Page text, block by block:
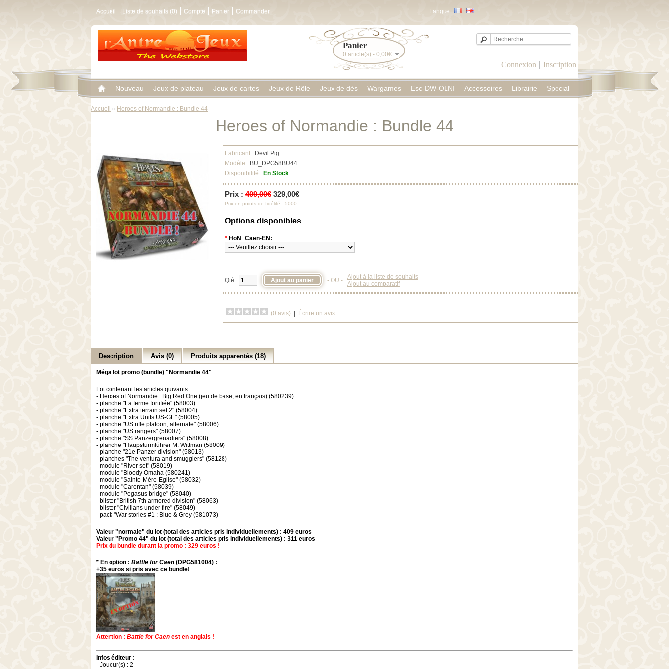
Langue :
Panier
0 article(s) - 0,00€
Connexion | Inscription
Accueil Liste de souhaits (0) Compte Panier Commander
Nouveau Jeux de plateau Jeux de cartes Jeux de Rôle Jeux de dés Wargames Esc-DW-OLNI Accessoires Librairie Spécial
Accueil » Heroes of Normandie : Bundle 44
Heroes of Normandie : Bundle 44
Fabricant : Devil Pig
Modèle : BU_DPG58BU44
Disponibilité : En Stock
Prix : 409,00€ 329,00€
Prix en points de fidélité : 5000
Options disponibles
* HoN_Caen-EN:
Qté : - OU -
Ajout à la liste de souhaits
Ajout au comparatif
(0 avis) Écrire un avis
Description Avis (0) Produits apparentés (18)
Méga lot promo (bundle) "Normandie 44"
Lot contenant les articles quivants :
- Heroes of Normandie : Big Red One (jeu de base, en français) (580239)
- planche "La ferme fortifiée" (58003)
- planche "Extra terrain set 2" (58004)
- planche "Extra Units US-GE" (58005)
- planche "US rifle platoon, alternate" (58006)
- planche "US rangers" (58007)
- planche "SS Panzergrenadiers" (58008)
- planche "Haupsturmführer M. Wittman (58009)
- planche "21e Panzer division" (58013)
- planches "The ventura and smugglers" (58128)
- module "River set" (58019)
- module "Bloody Omaha (580241)
- module "Sainte-Mère-Eglise" (58032)
- module "Carentan" (58039)
- module "Pegasus bridge" (58040)
- blister "British 7th armored division" (58063)
- blister "Civilians under fire" (58049)
- pack "War stories #1 : Blue & Grey (581073)
Valeur "normale" du lot (total des articles pris individuellements) : 409 euros
Valeur "Promo 44" du lot (total des articles pris individuellements) : 311 euros
Prix du bundle durant la promo : 329 euros !
* En option : Battle for Caen (DPG581004) :
+35 euros si pris avec ce bundle!
Attention : Battle for Caen est en anglais !
Infos éditeur :
- Joueur(s) : 2